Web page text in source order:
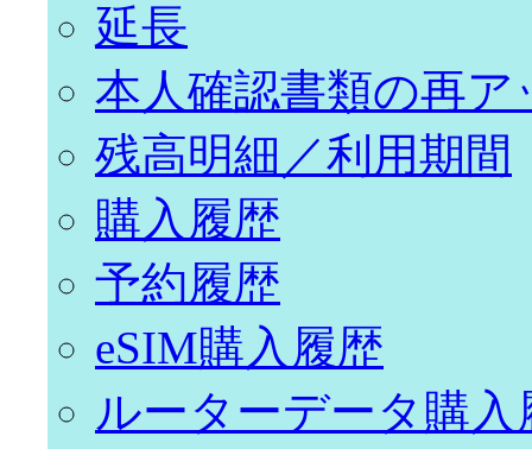
延長
本人確認書類の再ア
残高明細／利用期間
購入履歴
予約履歴
eSIM購入履歴
ルーターデータ購入